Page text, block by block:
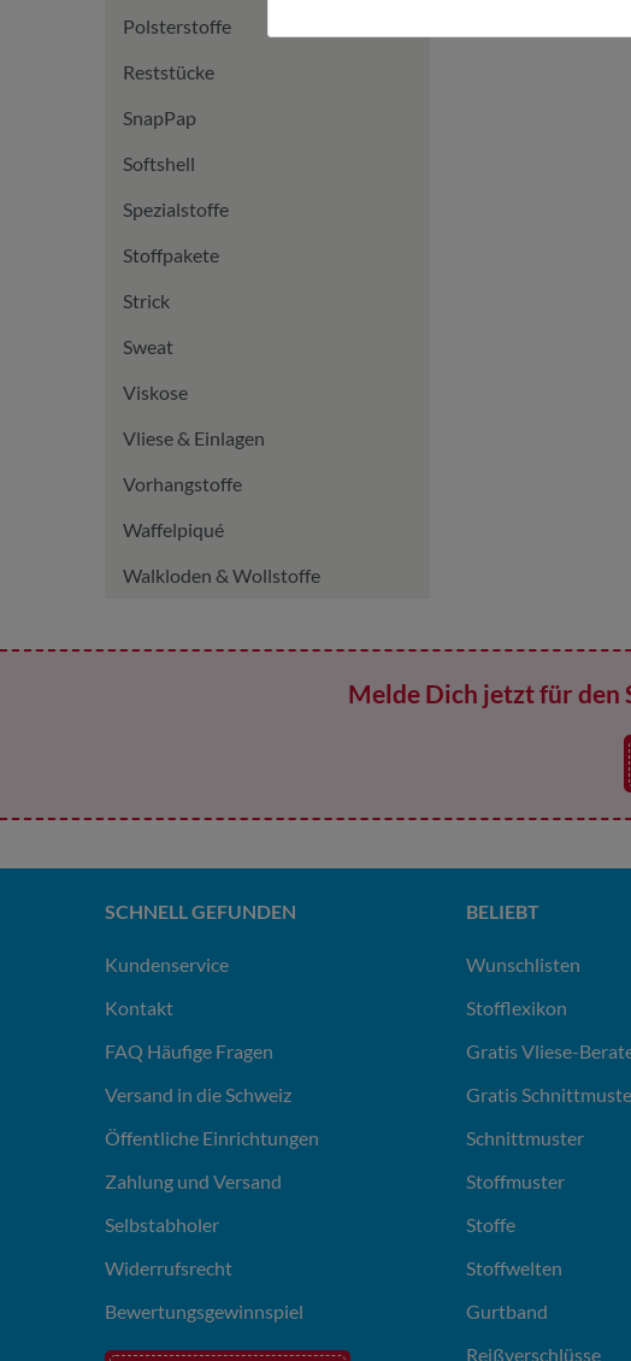
Polsterstoffe
Reststücke
SnapPap
Softshell
Spezialstoffe
Stoffpakete
Strick
Sweat
Viskose
Vliese & Einlagen
Vorhangstoffe
Waffelpiqué
Walkloden & Wollstoffe
Melde Dich jetzt für den
SCHNELL GEFUNDEN
Kundenservice
Kontakt
FAQ Häufige Fragen
Versand in die Schweiz
Öffentliche Einrichtungen
Zahlung und Versand
Selbstabholer
Widerrufsrecht
Bewertungsgewinnspiel
BELIEBT
Wunschlisten
Stofflexikon
Gratis Vliese-
Gratis
Schnittmuster
Stoffmuster
Stoffe
Stoffwelten
Gurtband
Reißverschlüsse